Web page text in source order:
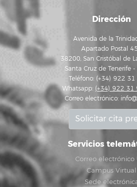
Dirección
Avenida de la
Apartado Postal
38200, San Cristóbal de
Santa Cruz de Tenerife -
Teléfono: (+34) 922
Whatsapp: (+34) 922 31
Correo electrónico:
Solicitar cita
Servicios
Correo electrónico
Campus Virtual
Sede